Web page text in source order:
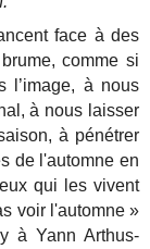
face à des
comme si
l’image, à nous
à nous laisser
à pénétrer
de l'automne en
qui les vivent
voir l'automne »
à Yann Arthus-